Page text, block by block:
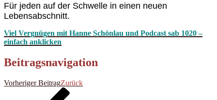
Für jeden auf der Schwelle in einen neuen
Lebensabschnitt.
Viel Vergnügen mit Hanne Schönlau und Podcast sab 1020 –
einfach anklicken
Beitragsnavigation
Vorheriger BeitragZurück